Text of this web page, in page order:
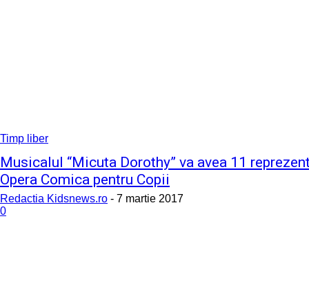
Timp liber
Musicalul “Micuta Dorothy” va avea 11
Opera Comica pentru Copii
Redactia Kidsnews.ro - 7 martie 2017
0